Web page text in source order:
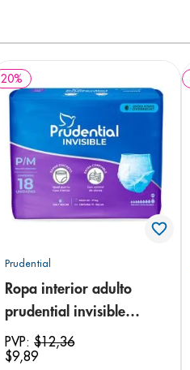
20%
Prudential
Ropa interior adulto
prudential invisible
small/medium 18
unidades
PVP:$12,36
$9,89